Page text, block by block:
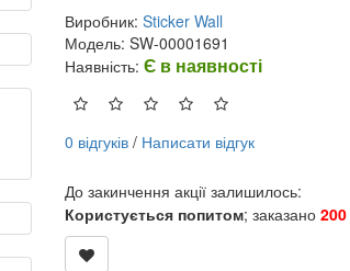
Виробник: Sticker Wall
Модель: SW-00001691
Наявність: Є в наявності
0 відгуків / Написати відгук
До закинчення акції залишилось:
Користується попитом; заказано 200